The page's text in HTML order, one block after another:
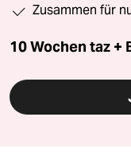
Zusammen für
10 Wochen taz +